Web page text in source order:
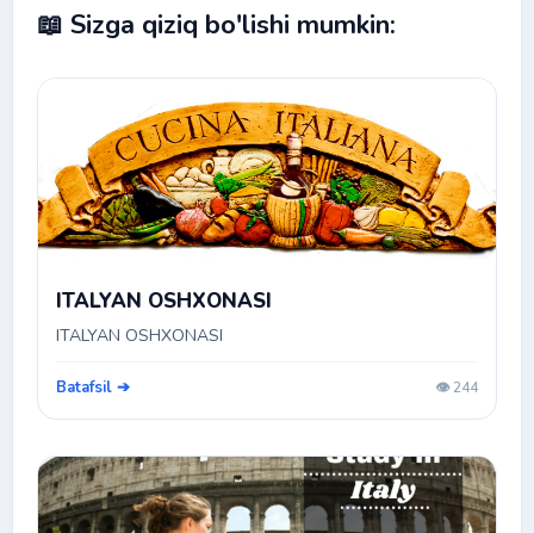
📖 Sizga qiziq bo'lishi mumkin:
ITALYAN OSHXONASI
ITALYAN OSHXONASI
Batafsil ➔ 👁️ 244